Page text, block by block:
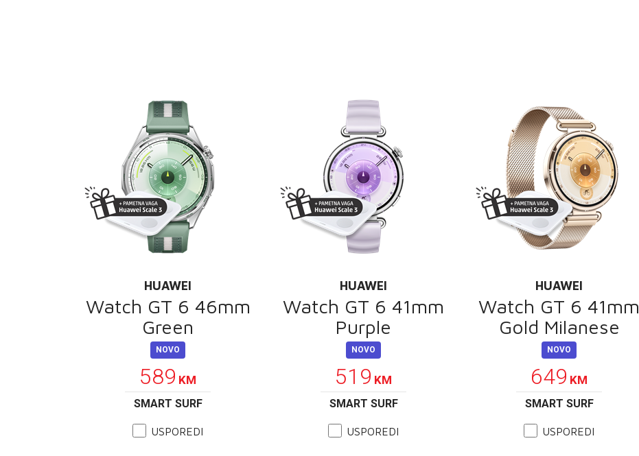
HUAWEI
Watch GT 6 46mm
Green
NOVO
589 KM
SMART SURF
USPOREDI
HUAWEI
Watch GT 6 41mm
Purple
NOVO
519 KM
SMART SURF
USPOREDI
HUAWEI
Watch GT 6 41mm
Gold Milanese
NOVO
649 KM
SMART SURF
USPOREDI